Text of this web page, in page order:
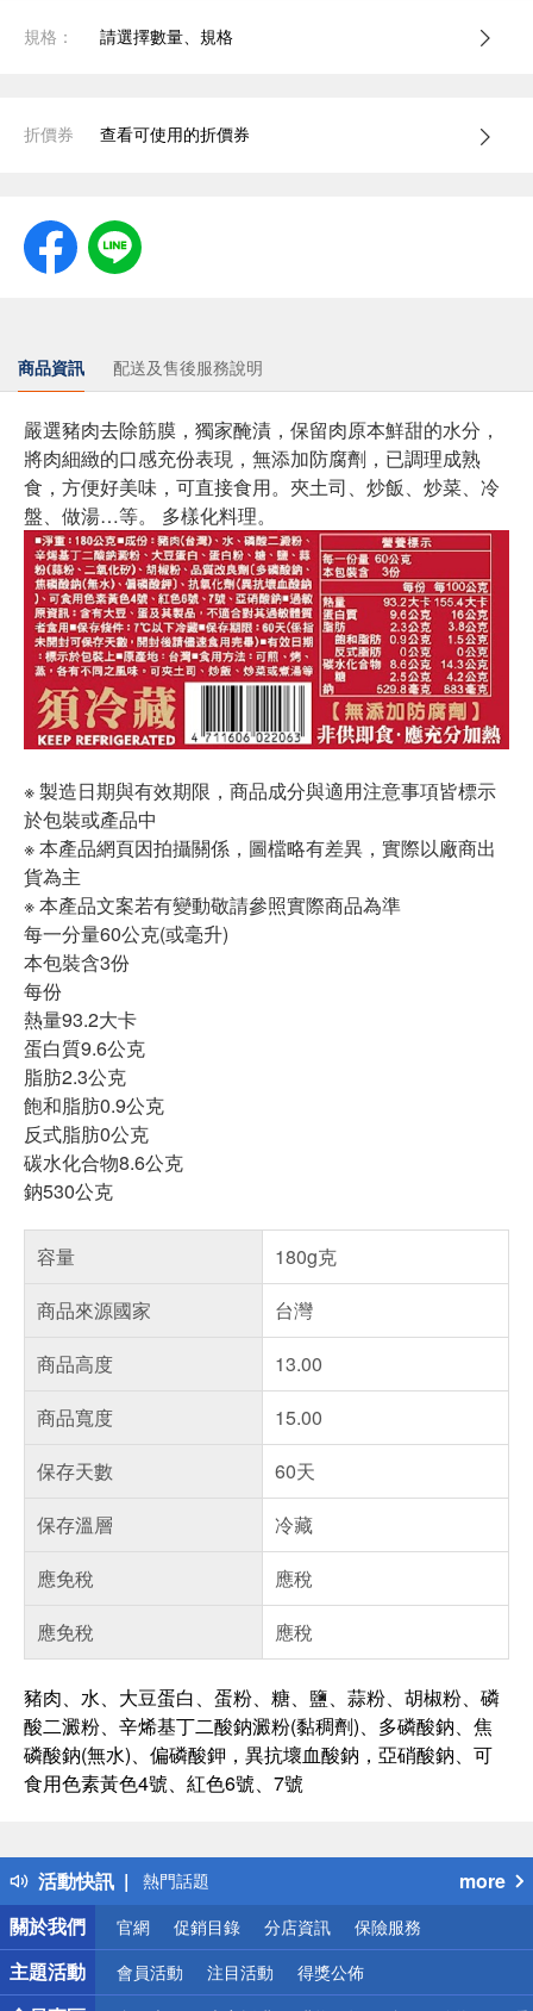
規格： 請選擇數量、規格
折價券 查看可使用的折價券
商品資訊 配送及售後服務說明
嚴選豬肉去除筋膜，獨家醃漬，保留肉原本鮮甜的水分，
將肉細緻的口感充份表現，無添加防腐劑，已調理成熟
食，方便好美味，可直接食用。夾土司、炒飯、炒菜、冷
盤、做湯…等。 多樣化料理。
※ 製造日期與有效期限，商品成分與適用注意事項皆標示
於包裝或產品中
※ 本產品網頁因拍攝關係，圖檔略有差異，實際以廠商出
貨為主
※ 本產品文案若有變動敬請參照實際商品為準
每一分量60公克(或毫升)
本包裝含3份
每份
熱量93.2大卡
蛋白質9.6公克
脂肪2.3公克
飽和脂肪0.9公克
反式脂肪0公克
碳水化合物8.6公克
鈉530公克
容量
180g克
商品來源國家
台灣
商品高度
13.00
商品寬度
15.00
保存天數
60天
保存溫層
冷藏
應免稅
應稅
應免稅
應稅
豬肉、水、大豆蛋白、蛋粉、糖、鹽、蒜粉、胡椒粉、磷
酸二澱粉、辛烯基丁二酸鈉澱粉(黏稠劑)、多磷酸鈉、焦
磷酸鈉(無水)、偏磷酸鉀，異抗壞血酸鈉，亞硝酸鈉、可
食用色素黃色4號、紅色6號、7號
活動快訊
得獎公告
熱門話題
銀行優惠
偏遠地區配送
詐騙網頁！請小心！
more
關於我們
官網 促銷目錄 分店資訊 保險服務
主題活動 會員活動 注目活動 得獎公佈